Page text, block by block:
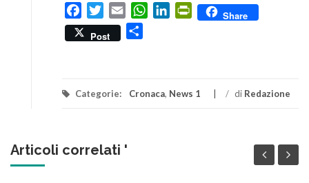
FacebookTwitterEmail WhatsApp
LinkedInPrintFriendly
Share
Post
Categorie: Cronaca, News 1 / di Redazione
Articoli correlati '